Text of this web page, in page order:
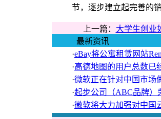
节，逐步建立起完善的
上一篇： 大学生创业
最新资讯
·eBay将公寓租赁网站
·高德地图的用户总数已
·微软正在针对中国市场
·起步公司（ABC品牌）
·微软将大力加强对中国